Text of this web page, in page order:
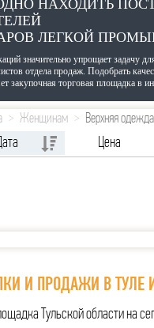
НАХОДИТЬ
ЛЕГКОЙ
значительно упрощает задачу
отдела продаж. Подобрать
закупочная торговая площадка в
Женщинам Верхняя одежда
Цена
И ПРОДАЖИ В ТУЛЕ
Тульской области на